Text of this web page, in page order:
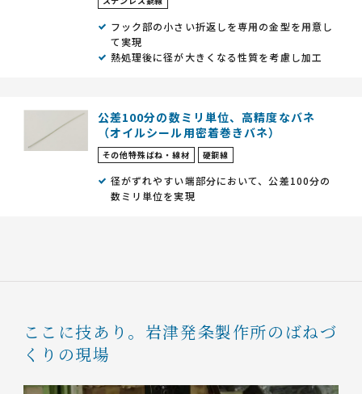
フック部の小さい折返しを専用の金型を用意し
て実現
熱処理後に径が大きくなる性質を考慮し加工
公差100分の数ミリ単位、高精度なバネ
（オイルシール用密着巻きバネ）
その他特殊ばね・線材 硬鋼線
径がずれやすい端部分において、公差100分の
数ミリ単位を実現
ここに技あり。 岩津発条製作所のばねづ
くりの現場